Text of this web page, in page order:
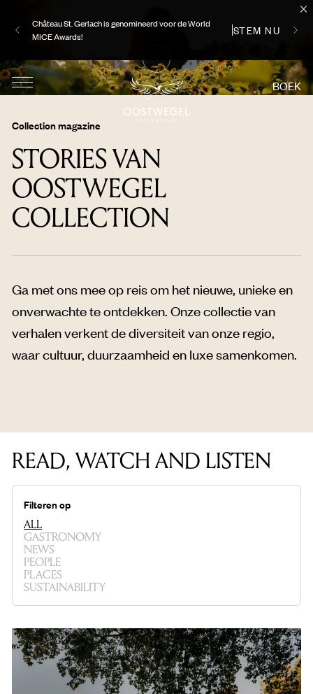
Uw perfecte zomer begint hier, ontdek onze aanbiedingenONTDEK
BOEK
Collection magazine
STORIES VAN
OOSTWEGEL
COLLECTION
Ga met ons mee op reis om het nieuwe, unieke en
onverwachte te ontdekken. Onze collectie van
verhalen verkent de diversiteit van onze regio,
waar cultuur, duurzaamheid en luxe samenkomen.
READ, WATCH AND LISTEN
Filteren op
ALL
GASTRONOMY
NEWS
PEOPLE
PLACES
SUSTAINABILITY